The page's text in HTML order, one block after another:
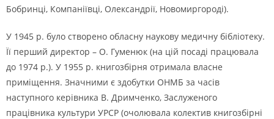
Бобринці, Компаніївці, Олександрії, Новомиргороді).
У 1945 р. було створено обласну наукову медичну бібліотеку.
Її перший директор – О. Гуменюк (на цій посаді працювала
до 1974 р.). У 1955 р. книгозбірня отримала власне
приміщення. Значними є здобутки ОНМБ за часів
наступного керівника В. Дримченко, Заслуженого
працівника культури УРСР (очолювала колектив книгозбірні